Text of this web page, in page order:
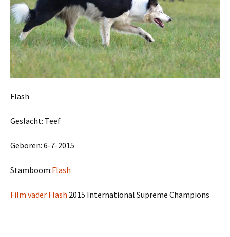
Flash
Geslacht: Teef
Geboren: 6-7-2015
Stamboom:Flash
Film vader Flash 2015 International Supreme Champions